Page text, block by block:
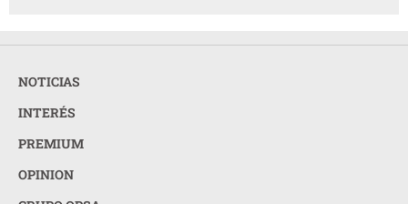
NOTICIAS
INTERÉS
PREMIUM
OPINION